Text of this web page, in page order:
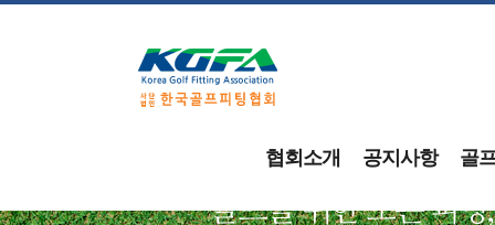
협회소개 공지사항 골